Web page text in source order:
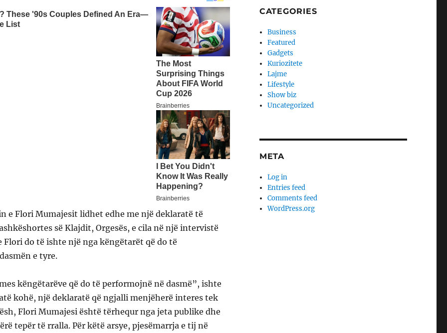
e Flori Mumajesit lidhet edhe me një deklaratë të
së Klajdit, Orgesës, e cila në një intervistë
Flori do të ishte një nga këngëtarët që do të
e tyre.
këngëtarëve që do të performojnë në dasmë”, ishte
kohë, një deklaratë që ngjalli menjëherë interes tek
Flori Mumajesi është tërhequr nga jeta publike dhe
tepër të rralla. Për këtë arsye, pjesëmarrja e tij në
CATEGORIES
Business
Featured
Gadgets
Kuriozitete
Lajme
Lifestyle
Show biz
Uncategorized
META
Log in
Entries feed
Comments feed
WordPress.org